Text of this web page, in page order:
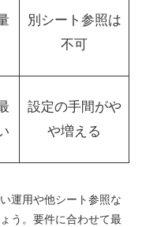
別シート参照は
不可
設定の手間がや
や増える
運用や他シート参照な
う。要件に合わせて最